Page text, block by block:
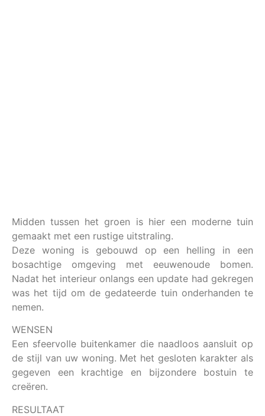
Midden tussen het groen is hier een moderne tuin
gemaakt met een rustige uitstraling.
Deze woning is gebouwd op een helling in een
bosachtige omgeving met eeuwenoude bomen.
Nadat het interieur onlangs een update had gekregen
was het tijd om de gedateerde tuin onderhanden te
nemen.
WENSEN
Een sfeervolle buitenkamer die naadloos aansluit op
de stijl van uw woning. Met het gesloten karakter als
gegeven een krachtige en bijzondere bostuin te
creëren.
RESULTAAT